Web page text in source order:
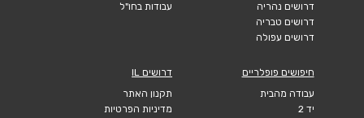
דרושים נהריה
דרושים טבריה
דרושים עפולה
עבודות בחו"ל
חיפושים פופלריים
עבודה מהבית
יד 2
דרושים IL
תקנון האתר
מדיניות הפרטיות